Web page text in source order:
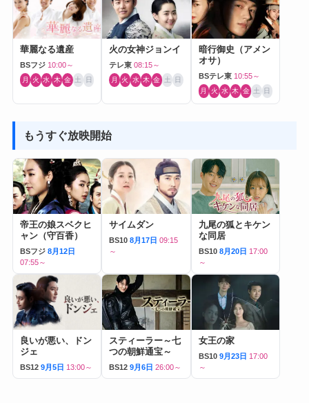
華麗なる遺産
BSフジ 10:00～
月 火 水 木 金 土 日
火の女神ジョンイ
テレ東 08:15～
月 火 水 木 金 土 日
暗行御史（アメン
オサ）
BSテレ東 10:55～
月 火 水 木 金 土 日
もうすぐ放映開始
帝王の娘スベクヒ
ャン（守百香）
BSフジ 8月12日
07:55～
サイムダン
BS10 8月17日 09:15
～
九尾の狐とキケン
な同居
BS10 8月20日 17:00
～
良いが悪い、ドン
ジェ
BS12 9月5日 13:00～
スティーラー～七
つの朝鮮通宝～
BS12 9月6日 26:00～
女王の家
BS10 9月23日 17:00
～